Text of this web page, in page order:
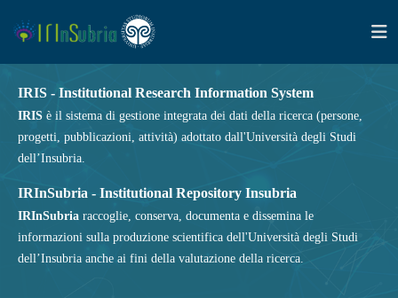
IRIS - Institutional Research Information System
IRIS è il sistema di gestione integrata dei dati della ricerca (persone,
progetti, pubblicazioni, attività) adottato dall'Università degli Studi
dell’Insubria.
IRInSubria - Institutional Repository Insubria
IRInSubria raccoglie, conserva, documenta e dissemina le
informazioni sulla produzione scientifica dell'Università degli Studi
dell’Insubria anche ai fini della valutazione della ricerca.